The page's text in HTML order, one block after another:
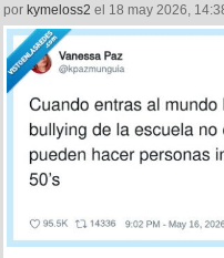
por kymeloss2 el 18 may 2026,